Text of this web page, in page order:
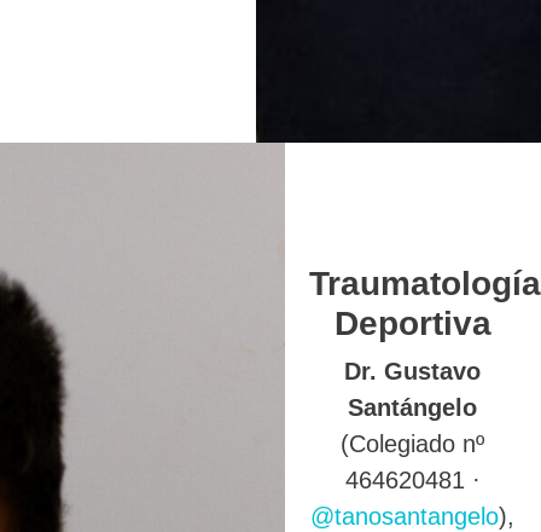
Traumatología
Deportiva
Dr. Gustavo
Santángelo
(Colegiado nº
464620481 ·
@tanosantangelo),